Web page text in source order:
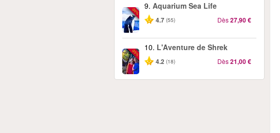
-30%
9. Aquarium Sea Life
4.7 (55) Dès27,90 €
-35%
10. L'Aventure de Shrek
4.2 (18) Dès21,00 €